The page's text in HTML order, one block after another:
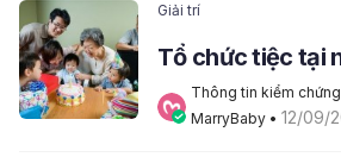
Giải trí
Tổ chức tiệc tại
Thông tin kiểm
MarryBaby • 12/09/